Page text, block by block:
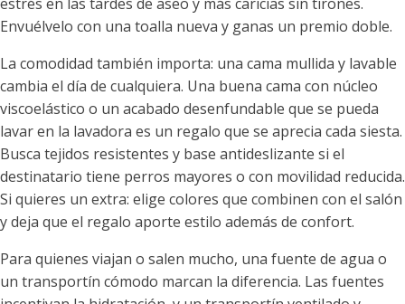
Envuélvelo con una toalla nueva y ganas un premio doble.
La comodidad también importa: una cama mullida y lavable
cambia el día de cualquiera. Una buena cama con núcleo
viscoelástico o un acabado desenfundable que se pueda
lavar en la lavadora es un regalo que se aprecia cada siesta.
Busca tejidos resistentes y base antideslizante si el
destinatario tiene perros mayores o con movilidad reducida.
Si quieres un extra: elige colores que combinen con el salón
y deja que el regalo aporte estilo además de confort.
Para quienes viajan o salen mucho, una fuente de agua o
un transportín cómodo marcan la diferencia. Las fuentes